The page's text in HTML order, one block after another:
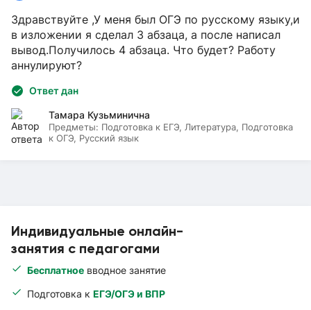
Индивидуальные онлайн-
занятия с педагогами
Бесплатное вводное занятие
Подготовка к ЕГЭ/ОГЭ и ВПР
Здравствуйте ,У меня был ОГЭ по русскому языку,и
в изложении я сделал 3 абзаца, а после написал
вывод.Получилось 4 абзаца. Что будет? Работу
аннулируют?
Ответ дан
Тамара Кузьминична
Предметы: Подготовка к ЕГЭ, Литература, Подготовка
к ОГЭ, Русский язык